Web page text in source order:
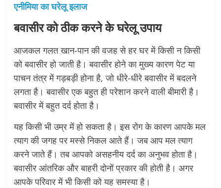
एनीमिया का घरेलू इलाज
बवासीर को ठीक करने के घरेलू उपाय
आजकल गलत खान-पान की वजह से हर घर में किसी न किसी
को बवासीर हो जाती है। बवासीर होने का मुख्य कारण पेट या
पाचन तंत्र में गड़बड़ी होना है, जो धीरे-धीरे बवासीर में बदलने
लगता है। बवासीर एक बहुत ही परेशान करने वाली बीमारी है।
बवासीर में बहुत दर्द होता है।
यह किसी भी उम्र में हो सकता है। इस रोग के कारण आपके मल
त्याग की जगह पर मस्से निकल आते हैं। जब आप मल त्याग
करने जाते हैं। तब आपको असहनीय दर्द का अनुभव होता है।
बवासीर आंतरिक और बाहरी दोनों प्रकार की होती है। अगर
आपके परिवार में भी किसी को यह समस्या है।